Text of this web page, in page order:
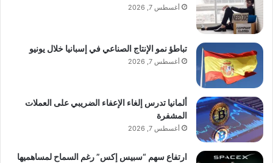
أغسطس 7, 2026
تباطؤ نمو الإنتاج الصناعي في إسبانيا خلال يونيو
أغسطس 7, 2026
ألمانيا تدرس إلغاء الإعفاء الضريبي على العملات
المشفرة
أغسطس 7, 2026
ارتفاع سهم “سبيس إكس” رغم السماح لمساهميها